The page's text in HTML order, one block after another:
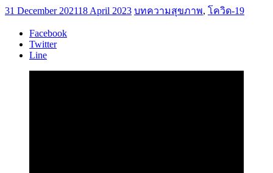
31 December 202118 April 2023 บทความสุขภาพ, โควิด-19
Facebook
Twitter
Line